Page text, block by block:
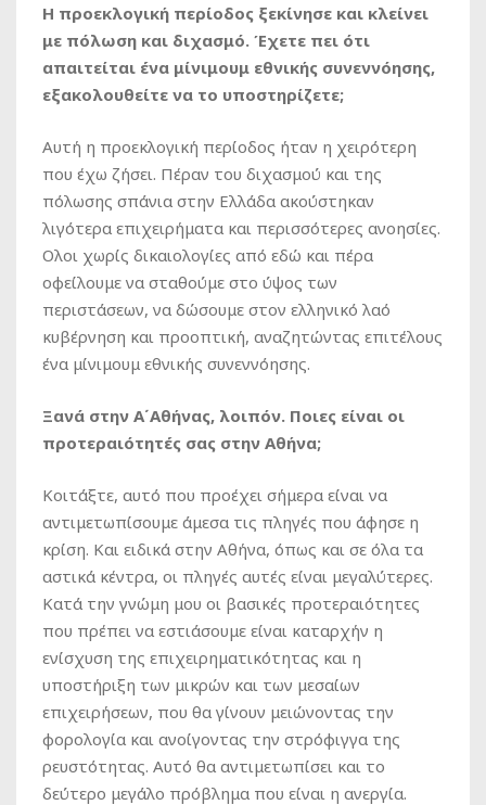
Η προεκλογική περίοδος ξεκίνησε και κλείνει
με πόλωση και διχασμό. Έχετε πει ότι
απαιτείται ένα μίνιμουμ εθνικής συνεννόησης,
εξακολουθείτε να το υποστηρίζετε;
Αυτή η προεκλογική περίοδος ήταν η χειρότερη
που έχω ζήσει. Πέραν του διχασμού και της
πόλωσης σπάνια στην Ελλάδα ακούστηκαν
λιγότερα επιχειρήματα και περισσότερες ανοησίες.
Ολοι χωρίς δικαιολογίες από εδώ και πέρα
οφείλουμε να σταθούμε στο ύψος των
περιστάσεων, να δώσουμε στον ελληνικό λαό
κυβέρνηση και προοπτική, αναζητώντας επιτέλους
ένα μίνιμουμ εθνικής συνεννόησης.
Ξανά στην Α΄Αθήνας, λοιπόν. Ποιες είναι οι
προτεραιότητές σας στην Αθήνα;
Κοιτάξτε, αυτό που προέχει σήμερα είναι να
αντιμετωπίσουμε άμεσα τις πληγές που άφησε η
κρίση. Και ειδικά στην Αθήνα, όπως και σε όλα τα
αστικά κέντρα, οι πληγές αυτές είναι μεγαλύτερες.
Κατά την γνώμη μου οι βασικές προτεραιότητες
που πρέπει να εστιάσουμε είναι καταρχήν η
ενίσχυση της επιχειρηματικότητας και η
υποστήριξη των μικρών και των μεσαίων
επιχειρήσεων, που θα γίνουν μειώνοντας την
φορολογία και ανοίγοντας την στρόφιγγα της
ρευστότητας. Αυτό θα αντιμετωπίσει και το
δεύτερο μεγάλο πρόβλημα που είναι η ανεργία.